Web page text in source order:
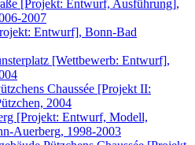
[Projekt: Entwurf, Ausführung],
2007
Entwurf], Bonn-Bad
[Wettbewerb: Entwurf],
Chaussée [Projekt II:
2004
[Projekt: Entwurf, Modell,
Auerberg, 1998-2003